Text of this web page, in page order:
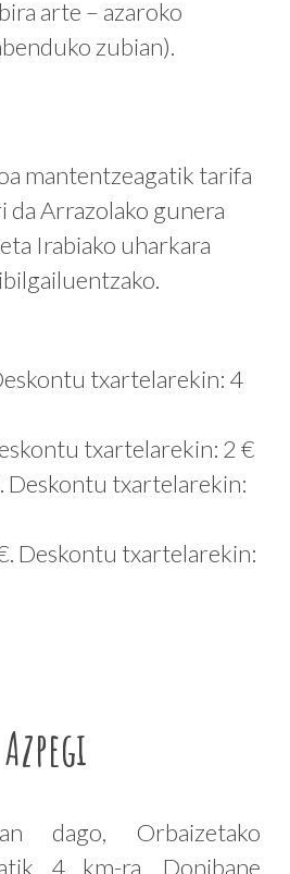
arte – azaroko
zubian).
mantentzeagatik tarifa
da Arrazolako gunera
Irabiako uharkara
txartelarekin: 4
txartelarekin: 2 €
Deskontu txartelarekin:
Deskontu txartelarekin:
Azpegi
dago, Orbaizetako
4 km-ra, Donibane